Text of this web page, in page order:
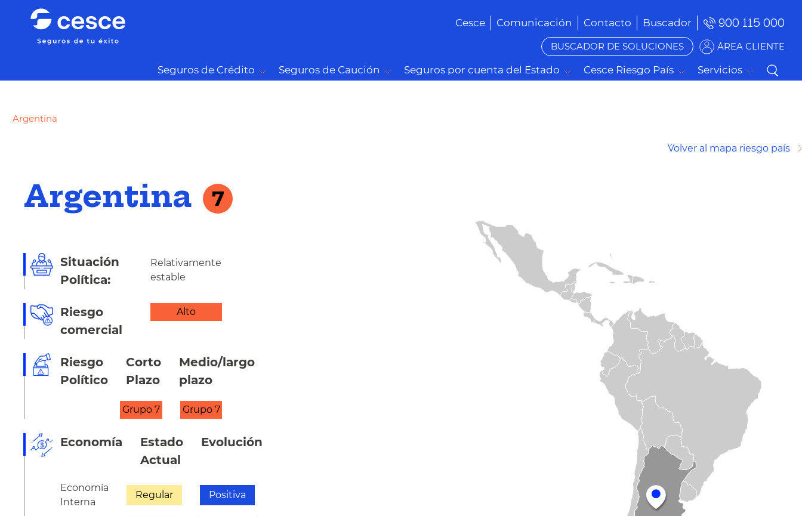
Cesce Comunicación Contacto Buscador 900 115 000
BUSCADOR DE SOLUCIONES ÁREA CLIENTE
Seguros de Crédito Seguros de Caución Seguros por cuenta del Estado Cesce Riesgo País Servicios
Argentina
´Volver al mapa riesgo país
Argentina 7
Situación
Política:
Relativamente
estable
Riesgo
comercial
Alto
Riesgo
Político
Corto
Plazo
Medio/largo
plazo
Grupo 7 Grupo 7
Economía
Estado
Actual
Evolución
Economía
Interna
Regular Positiva